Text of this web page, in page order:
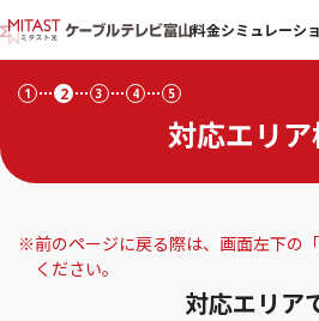
料金シミュレーシ
対応エリア
1 2 3 4 5
※前のページに戻る際は、画面左下の
ください。
対応エリア